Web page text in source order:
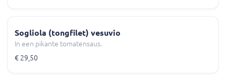
Sogliola (tongfilet) vesuvio
In een pikante tomatensaus.
€ 29,50